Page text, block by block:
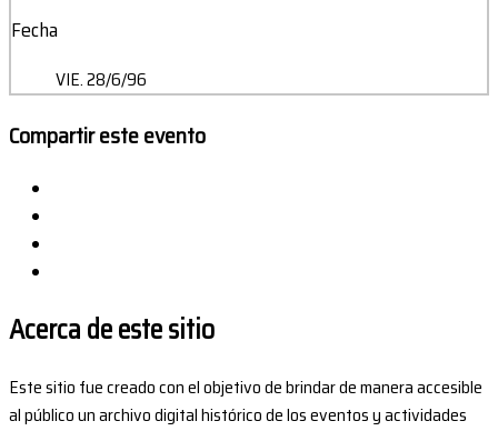
Fecha
VIE. 28/6/96
Compartir este evento
Acerca de este sitio
Este sitio fue creado con el objetivo de brindar de manera accesible
al público un archivo digital histórico de los eventos y actividades